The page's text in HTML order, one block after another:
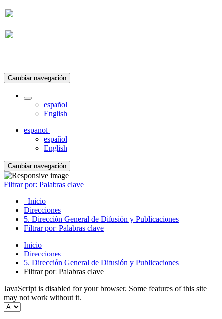
Cambiar navegación
español
English
español
español
English
Cambiar navegación
Filtrar por: Palabras clave
Inicio
Direcciones
5. Dirección General de Difusión y Publicaciones
Filtrar por: Palabras clave
Inicio
Direcciones
5. Dirección General de Difusión y Publicaciones
Filtrar por: Palabras clave
JavaScript is disabled for your browser. Some features of this site
may not work without it.